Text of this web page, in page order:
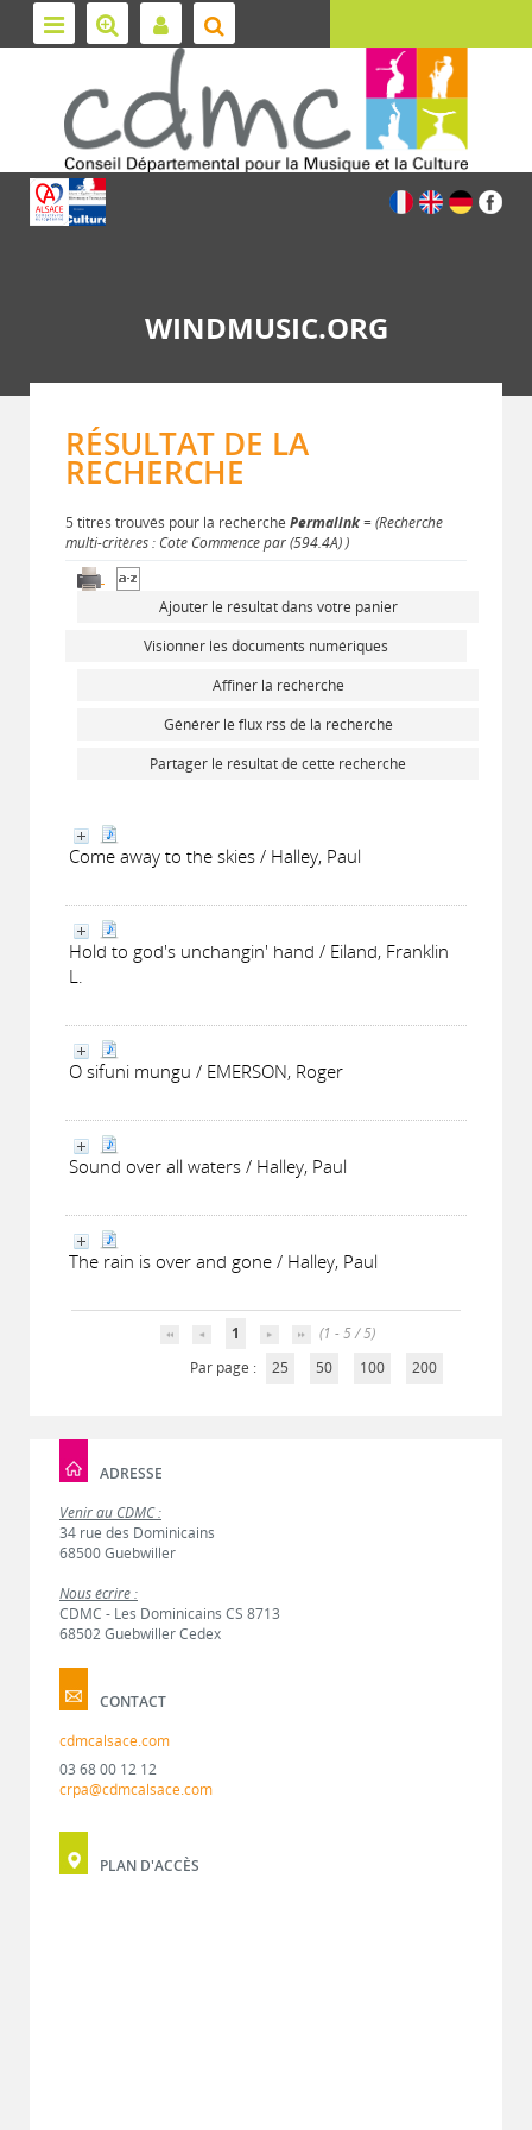
WINDMUSIC.ORG
RÉSULTAT DE LA
RECHERCHE
5 titres trouvés pour la recherche Permalink= (Recherche
multi-critères : Cote Commence par (594.4A) )
Ajouter le résultat dans votre panier
Visionner les documents numériques
Affiner la recherche
Générer le flux rss de la recherche
Partager le résultat de cette recherche
Come away to the skies / Halley, Paul
Hold to god's unchangin' hand / Eiland, Franklin
L.
O sifuni mungu / EMERSON, Roger
Sound over all waters / Halley, Paul
The rain is over and gone / Halley, Paul
1
(1 - 5 / 5)
Par page :
25 50 100 200
ADRESSE
Venir au CDMC :
34 rue des Dominicains
68500 Guebwiller
Nous écrire :
CDMC - Les Dominicains CS 8713
68502 Guebwiller Cedex
CONTACT
cdmcalsace.com
03 68 00 12 12
crpa@cdmcalsace.com
PLAN D'ACCÈS